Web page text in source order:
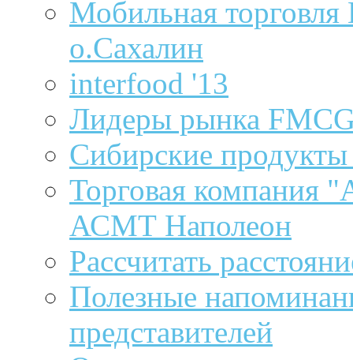
Мобильная торговля
о.Сахалин
interfood '13
Лидеры рынка
Сибирские продукты
Торговая компания
АСМТ Наполеон
Рассчитать
Полезные
представителей